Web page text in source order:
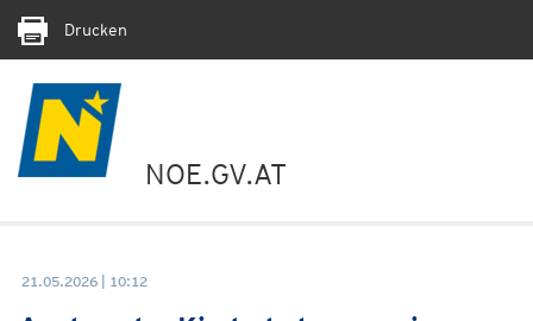
Drucken
NOE.GV.AT
21.05.2026 | 10:12